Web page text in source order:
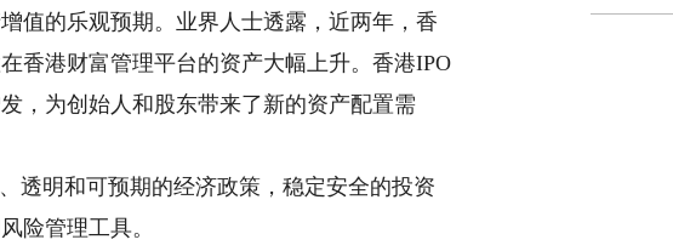
的乐观预期。业界人士透露，近两年，香
香港财富管理平台的资产大幅上升。香港IPO
，为创始人和股东带来了新的资产配置需
明和可预期的经济政策，稳定安全的投资
险管理工具。